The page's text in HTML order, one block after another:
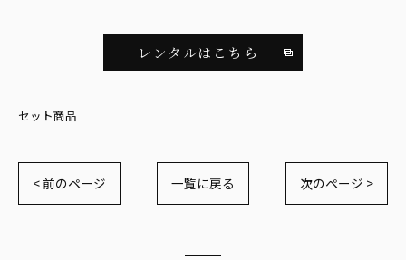
レンタルはこちら
セット商品
< 前のページ 一覧に戻る 次のページ >